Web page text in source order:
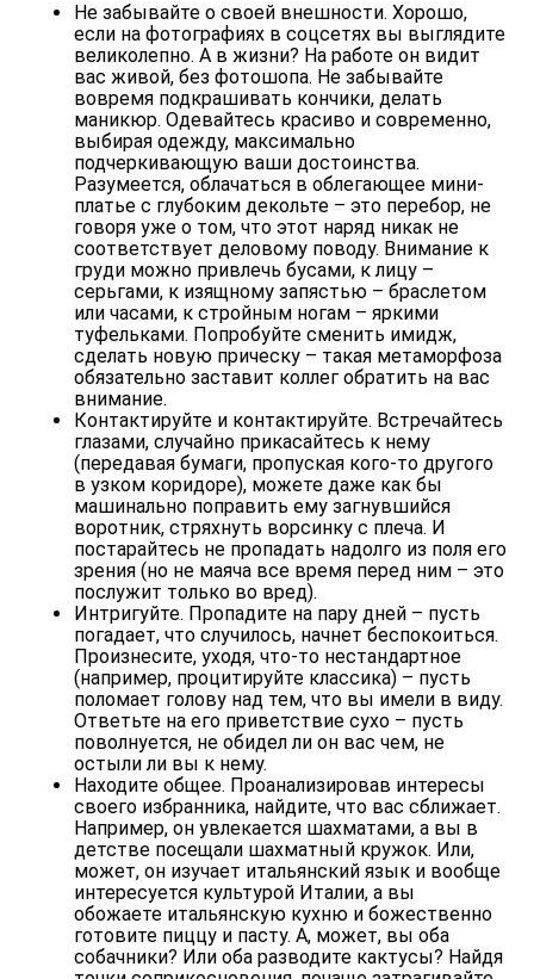
Не забывайте о своей внешности. Хорошо,
если на фотографиях в соцсетях вы выглядите
великолепно. А в жизни? На работе он видит
вас живой, без фотошопа. Не забывайте
вовремя подкрашивать кончики, делать
маникюр. Одевайтесь красиво и современно,
выбирая одежду, максимально
подчеркивающую ваши достоинства.
Разумеется, облачаться в облегающее мини-
платье с глубоким декольте – это перебор, не
говоря уже о том, что этот наряд никак не
соответствует деловому поводу. Внимание к
груди можно привлечь бусами, к лицу –
серьгами, к изящному запястью – браслетом
или часами, к стройным ногам – яркими
туфельками. Попробуйте сменить имидж,
сделать новую прическу – такая метаморфоза
обязательно заставит коллег обратить на вас
внимание.
Контактируйте и контактируйте. Встречайтесь
глазами, случайно прикасайтесь к нему
(передавая бумаги, пропуская кого-то другого
в узком коридоре), можете даже как бы
машинально поправить ему загнувшийся
воротник, стряхнуть ворсинку с плеча. И
постарайтесь не пропадать надолго из поля его
зрения (но не маяча все время перед ним – это
послужит только во вред).
Интригуйте. Пропадите на пару дней – пусть
погадает, что случилось, начнет беспокоиться.
Произнесите, уходя, что-то нестандартное
(например, процитируйте классика) – пусть
поломает голову над тем, что вы имели в виду.
Ответьте на его приветствие сухо – пусть
поволнуется, не обидел ли он вас чем, не
остыли ли вы к нему.
Находите общее. Проанализировав интересы
своего избранника, найдите, что вас сближает.
Например, он увлекается шахматами, а вы в
детстве посещали шахматный кружок. Или,
может, он изучает итальянский язык и вообще
интересуется культурой Италии, а вы
обожаете итальянскую кухню и божественно
готовите пиццу и пасту. А, может, вы оба
собачники? Или оба разводите кактусы? Найдя